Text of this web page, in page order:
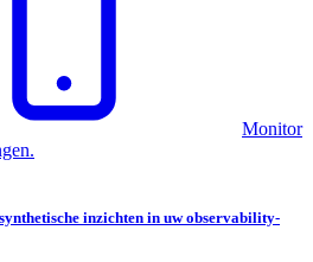
Monitor
inzichten in uw observability-